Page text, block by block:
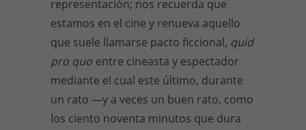
representación; nos recuerda que
estamos en el cine y renueva aquello
que suele llamarse pacto ficcional, quid
pro quo entre cineasta y espectador
mediante el cual este último, durante
un rato —y a veces un buen rato, como
los ciento noventa minutos que dura